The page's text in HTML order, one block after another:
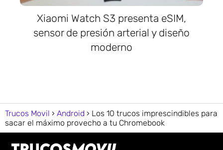
Xiaomi Watch S3 presenta eSIM,
sensor de presión arterial y diseño
moderno
Trucos Movil Android
Los 10 trucos imprescindibles para
sacar el máximo provecho a tu Chromebook